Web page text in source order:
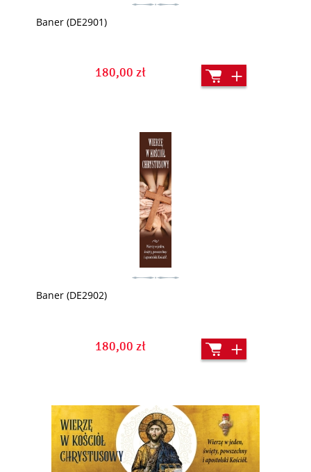
Baner (DE2901)
180,00 zł
Baner (DE2902)
180,00 zł